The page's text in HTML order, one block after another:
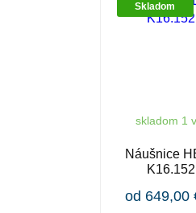
Skladom
skladom 1
Náušnice
od 649,00